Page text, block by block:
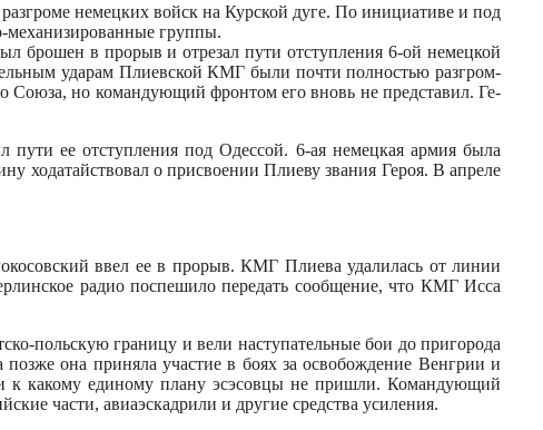
немецких войск на Курской дуге. По инициативе и под
механизированные группы.
брошен в прорыв и отре­зал пути отступления 6-ой немецкой
ударам Плиевской КМГ были почти полностью разгром­
Союза, но командующий фронтом его вновь не представил. Ге­
ее отступления под Одессой. 6-ая немецкая армия была
ходатайствовал о присвое­нии Плиеву звания Героя. В апреле
ввел ее в про­рыв. КМГ Плиева удалилась от ли­нии
радио поспеши­ло передать сообщение, что КМГ Ис­са
польскую границу и вели наступательные бои до пригорода
она приняла участие в боях за освобождение Венгрии и
к ка­кому единому плану эсэсовцы не при­шли. Командующий
час­ти, авиаэскадрили и другие средства усиления.